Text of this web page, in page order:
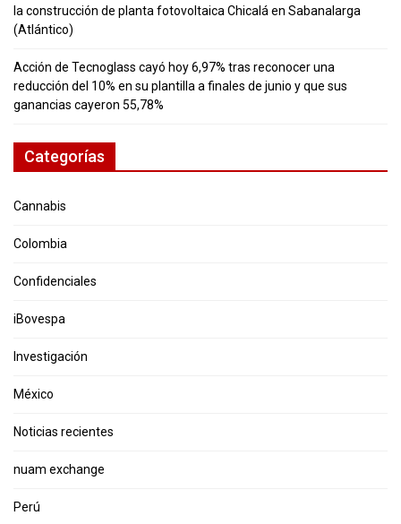
la construcción de planta fotovoltaica Chicalá en Sabanalarga
(Atlántico)
Acción de Tecnoglass cayó hoy 6,97% tras reconocer una
reducción del 10% en su plantilla a finales de junio y que sus
ganancias cayeron 55,78%
Categorías
Cannabis
Colombia
Confidenciales
iBovespa
Investigación
México
Noticias recientes
nuam exchange
Perú